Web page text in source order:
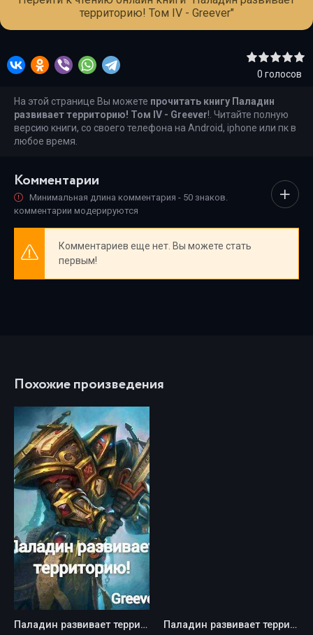
территорию! Том IV - Greever"
0 голосов
На этой странице Вы можете прочитать книгу Паладин
развивает территорию! Том IV - Greever!. Читайте полную
версию книги, со своего телефона на Android, iphone или пк в
любое время.
Комментарии
Минимальная длина комментария - 50 знаков.
комментарии модерируются
Комментариев еще нет. Вы можете стать
первым!
Похожие произведения
Паладин развивает территорию! Том III - Greever Паладин развивает территорию - Руслан Маркович Ковтун